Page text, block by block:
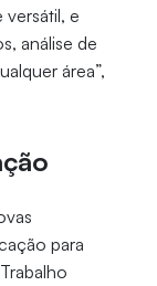
versátil, e
análise de
área”,
para